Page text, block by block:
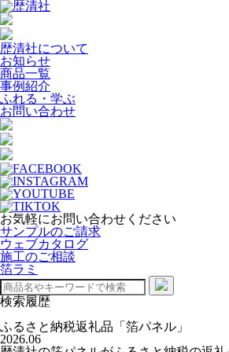
歴清社について
お知らせ
商品一覧
事例紹介
ふれる・学ぶ
お問い合わせ
お気軽にお問い合わせください
サンプルのご請求
ウェブカタログ
施工のご相談
箔ラミ
検索履歴
ふるさと納税返礼品「箔パネル」
2026.06